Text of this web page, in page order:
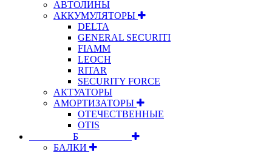
АВТОЛИНЫ
АККУМУЛЯТОРЫ
DELTA
GENERAL SECURITI
FIAMM
LEOCH
RITAR
SECURITY FORCE
АКТУАТОРЫ
АМОРТИЗАТОРЫ
ОТЕЧЕСТВЕННЫЕ
OTIS
⠀⠀⠀⠀⠀⠀Б⠀⠀⠀⠀⠀⠀⠀
БАЛКИ